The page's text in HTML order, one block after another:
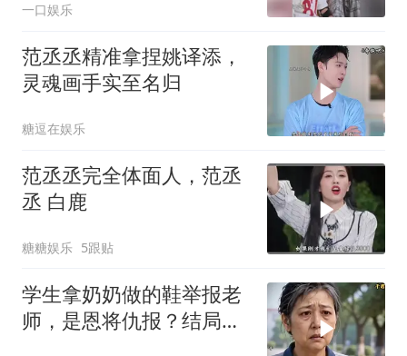
一口娱乐
范丞丞精准拿捏姚译添，
灵魂画手实至名归
糖逗在娱乐
范丞丞完全体面人，范丞
丞 白鹿
糖糖娱乐 5跟贴
学生拿奶奶做的鞋举报老
师，是恩将仇报？结局太